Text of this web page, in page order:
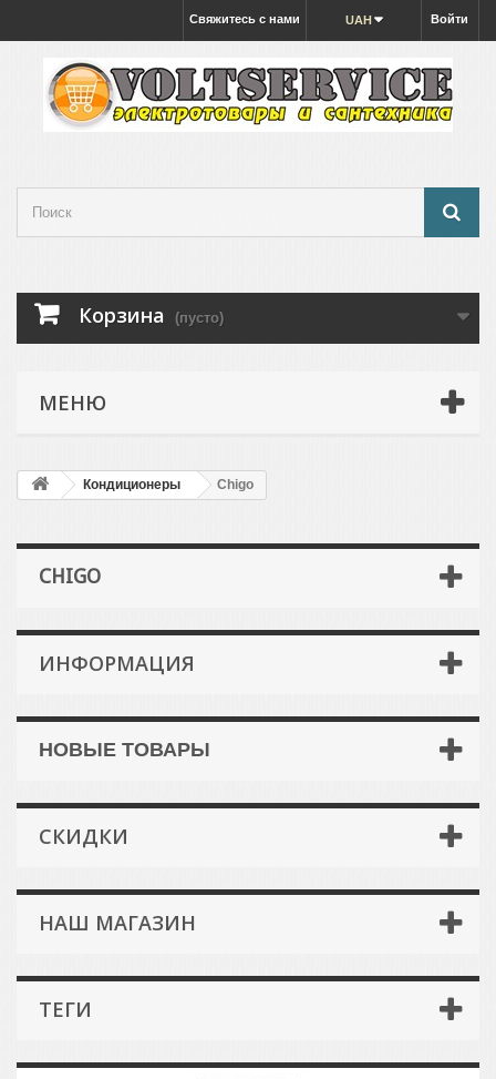
Войти
UAH
Свяжитесь с нами
Корзина (пусто)
МЕНЮ
Кондиционеры Chigo
CHIGO
ИНФОРМАЦИЯ
НОВЫЕ ТОВАРЫ
СКИДКИ
НАШ МАГАЗИН
ТЕГИ